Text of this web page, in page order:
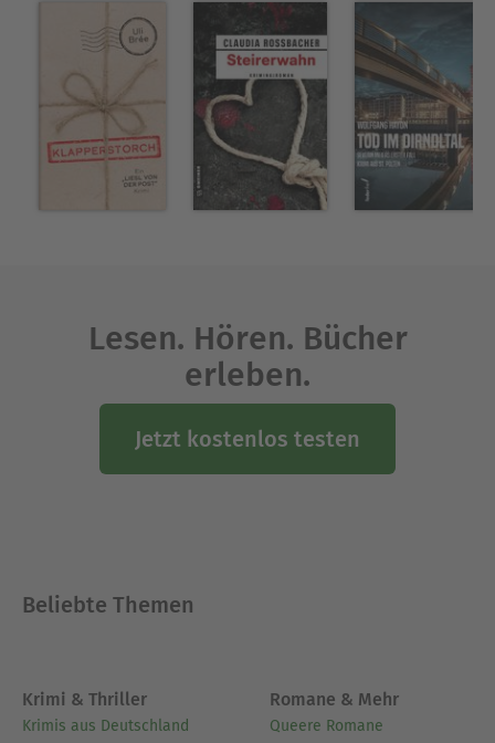
Lesen. Hören. Bücher
erleben.
Jetzt kostenlos testen
Beliebte Themen
Krimi & Thriller
Krimis aus Deutschland
Romane & Mehr
Queere Romane